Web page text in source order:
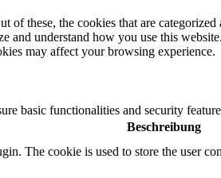
these, the cookies that are categorized
and understand how you use this
may affect your browsing experience.
basic functionalities and security
Beschreibung
The cookie is used to store the user